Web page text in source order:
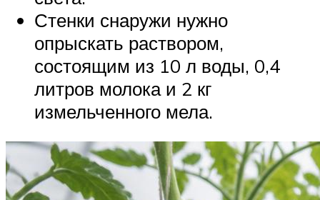
Стенки снаружи нужно
опрыскать раствором,
состоящим из 10 л воды, 0,4
литров молока и 2 кг
измельченного мела.